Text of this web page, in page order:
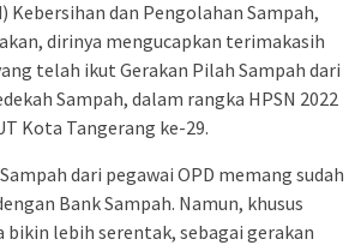
Kebersihan dan Pengolahan Sampah,
dirinya mengucapkan terimakasih
telah ikut Gerakan Pilah Sampah dari
Sampah, dalam rangka HPSN 2022
Kota Tangerang ke-29.
dari pegawai OPD memang sudah
Bank Sampah. Namun, khusus
bikin lebih serentak, sebagai gerakan